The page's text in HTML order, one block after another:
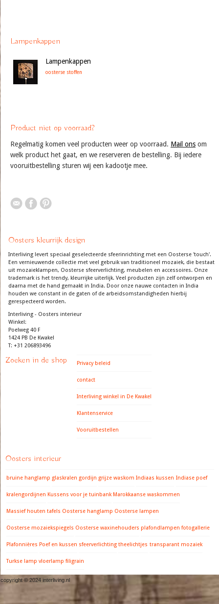
Lampenkappen
Lampenkappen
oosterse stoffen
Product niet op voorraad?
Regelmatig komen veel producten weer op voorraad. Mail ons om
welk product het gaat, en we reserveren de bestelling. Bij iedere
vooruitbestelling sturen wij een kadootje mee.
Oosters kleurrijk design
Interliving levert speciaal geselecteerde sfeerinrichting met een Oosterse 'touch'.
Een vernieuwende collectie met veel gebruik van traditioneel mozaiek, die bestaat
uit mozaieklampen, Oosterse sfeerverlichting, meubelen en accessoires. Onze
trademark is het trendy, kleurrijke uiterlijk. Veel producten zijn zelf ontworpen en
daarna met de hand gemaakt in India. Door onze nauwe contacten in India
houden we constant in de gaten of de arbeidsomstandigheden hierbij
gerespecteerd worden.
Interliving - Oosters interieur
Winkel:
Poelweg 40 F
1424 PB De Kwakel
T: +31 206893496
Zoeken in de shop Privacy beleid
contact
Interliving winkel in De Kwakel
Klantenservice
Vooruitbestellen
Oosters interieur
bruine hanglamp glaskralen gordijn grijze waskom Indiaas kussen Indiase poef
kralengordijnen Kussens voor je tuinbank Marokkaanse waskommen
Massief houten tafels Oosterse hanglamp Oosterse lampen
Oosterse mozaiekspiegels Oosterse waxinehouders plafondlampen fotogallerie
Plafonnières Poef en kussen sfeerverlichting theelichtjes transparant mozaiek
Turkse lamp vloerlamp filigrain
copyright © 2024 interliving.nl